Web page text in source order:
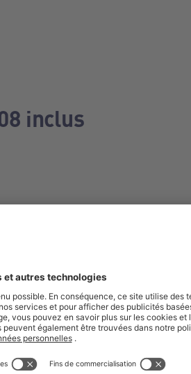
inclus
offres.